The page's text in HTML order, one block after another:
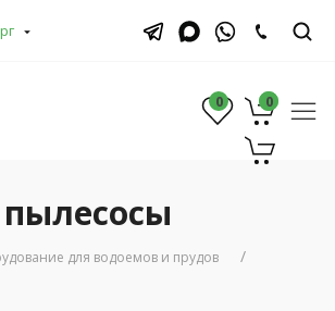
0 0
0
для водоемов и прудов